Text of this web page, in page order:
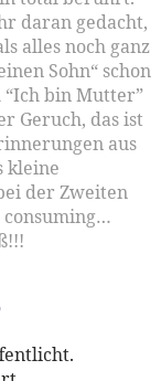
daran gedacht,
alles noch ganz
Sohn“ schon
bin Mutter”
Geruch, das ist
aus
kleine
der Zweiten